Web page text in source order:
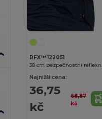
RFX™ 122051
Najnižší cena:
36,75
kč
68,87
kč